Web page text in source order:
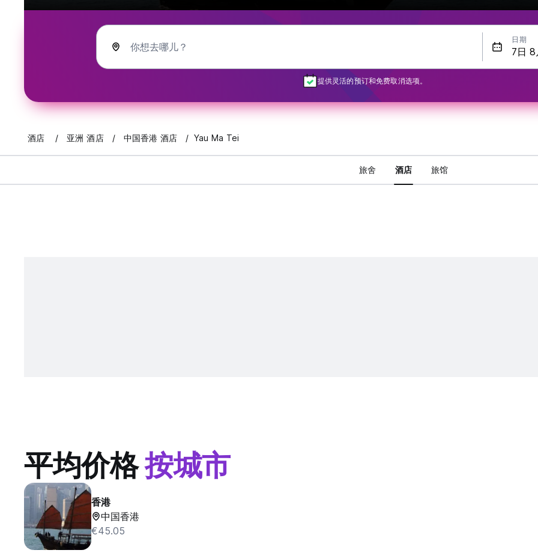
你想去哪儿？
日期
提供灵活的预订和免费取消选项。
酒店 亚洲 酒店 中国香港 酒店 Yau Ma Tei
旅舍 酒店 旅馆
平均价格按城市
香港
中国香港
€45.05